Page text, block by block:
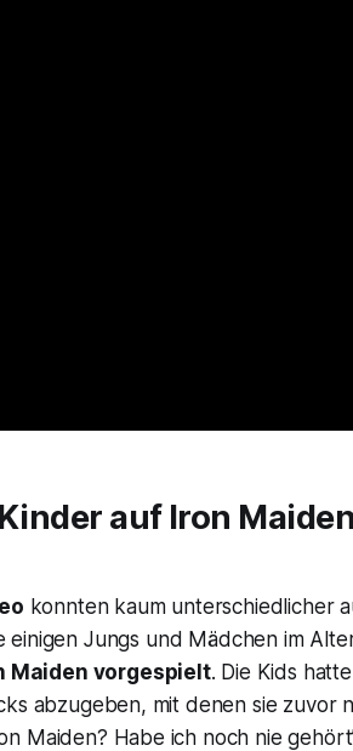
auf Iron
konnten kaum unterschiedlicher
einigen Jungs und Mädchen im
Maiden vorgespielt. Die Kids
abzugeben, mit denen sie zuvor
Maiden? Habe ich noch nie